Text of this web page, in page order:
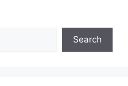
Search